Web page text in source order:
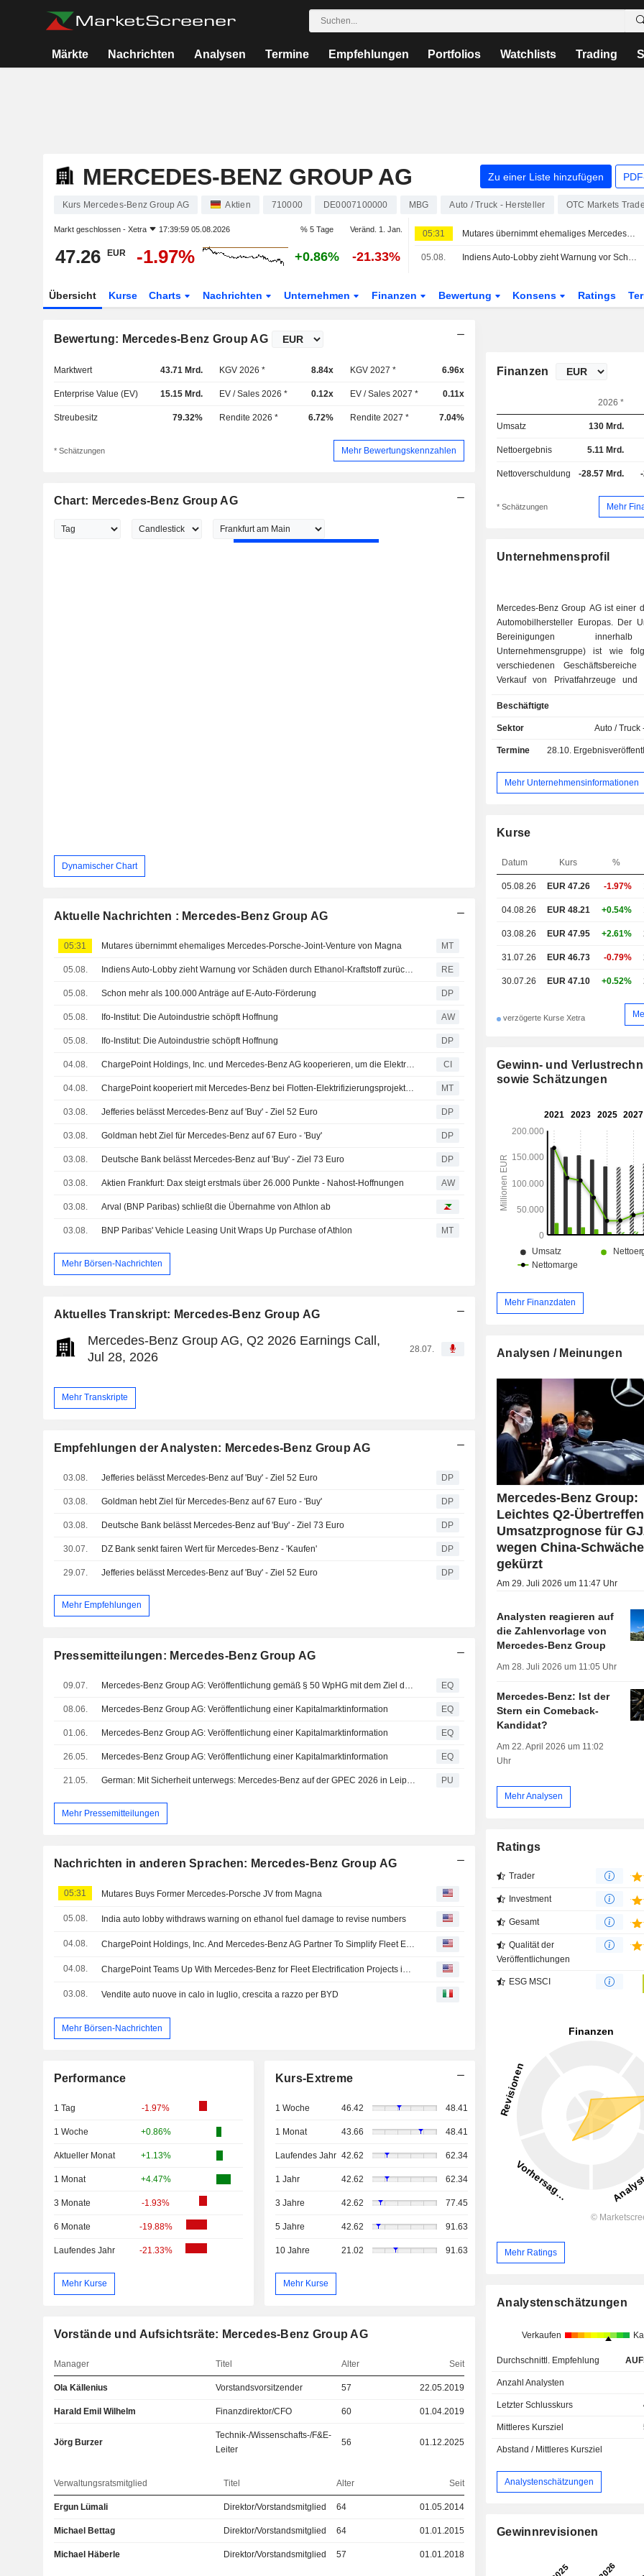
Märkte Nachrichten Analysen Termine Empfehlungen Portfolios Watchlists Trading
MERCEDES-BENZ GROUP AG Zu einer Liste hinzufügen
Kurs Mercedes-Benz Group AG Aktien 710000 DE0007100000 MBG Auto / Truck - Hersteller OTC Markets
Markt geschlossen - Xetra 17:39:59 05.08.2026 % 5 Tage Veränd. 1. Jan.
47.26 EUR -1.97% +0.86% -21.33%
05:31 Mutares übernimmt ehemaliges Mercedes-Porsche-Joint-Venture von Magna
05.08. Indiens Auto-Lobby zieht Warnung vor Schäden durch Ethanol-Kraftstoff zurück und will Zahlen überarbeiten
Übersicht Kurse Charts Nachrichten Unternehmen Finanzen Bewertung Konsens Ratings
Bewertung: Mercedes-Benz Group AG
Marktwert 43.71 Mrd. KGV 2026 * 8.84x KGV 2027 * 6.96x
Enterprise Value (EV) 15.15 Mrd. EV / Sales 2026 * 0.12x EV / Sales 2027 * 0.11x
Streubesitz 79.32% Rendite 2026 * 6.72% Rendite 2027 * 7.04%
* Schätzungen Mehr Bewertungskennzahlen
Chart: Mercedes-Benz Group AG
Dynamischer Chart
Aktuelle Nachrichten : Mercedes-Benz Group AG
05:31 Mutares übernimmt ehemaliges Mercedes-Porsche-Joint-Venture von Magna MT
05.08. Indiens Auto-Lobby zieht Warnung vor Schäden durch Ethanol-Kraftstoff zurück und will Zahlen überarbeiten RE
05.08. Schon mehr als 100.000 Anträge auf E-Auto-Förderung DP
05.08. Ifo-Institut: Die Autoindustrie schöpft Hoffnung AW
05.08. Ifo-Institut: Die Autoindustrie schöpft Hoffnung DP
04.08. ChargePoint Holdings, Inc. und Mercedes-Benz AG kooperieren, um die Elektrifizierung von Flotten mit durchgängigen Ladelösungen zu vereinfachen CI
04.08. ChargePoint kooperiert mit Mercedes-Benz bei Flotten-Elektrifizierungsprojekten in Großbritannien und Deutschland MT
03.08. Jefferies belässt Mercedes-Benz auf 'Buy' - Ziel 52 Euro DP
03.08. Goldman hebt Ziel für Mercedes-Benz auf 67 Euro - 'Buy' DP
03.08. Deutsche Bank belässt Mercedes-Benz auf 'Buy' - Ziel 73 Euro DP
03.08. Aktien Frankfurt: Dax steigt erstmals über 26.000 Punkte - Nahost-Hoffnungen AW
03.08. Arval (BNP Paribas) schließt die Übernahme von Athlon ab
03.08. BNP Paribas' Vehicle Leasing Unit Wraps Up Purchase of Athlon MT
Mehr Börsen-Nachrichten
Aktuelles Transkript: Mercedes-Benz Group AG
Mercedes-Benz Group AG, Q2 2026 Earnings Call,
Jul 28, 2026
28.07.
Mehr Transkripte
Empfehlungen der Analysten: Mercedes-Benz Group AG
03.08. Jefferies belässt Mercedes-Benz auf 'Buy' - Ziel 52 Euro DP
03.08. Goldman hebt Ziel für Mercedes-Benz auf 67 Euro - 'Buy' DP
03.08. Deutsche Bank belässt Mercedes-Benz auf 'Buy' - Ziel 73 Euro DP
30.07. DZ Bank senkt fairen Wert für Mercedes-Benz - 'Kaufen' DP
29.07. Jefferies belässt Mercedes-Benz auf 'Buy' - Ziel 52 Euro DP
Mehr Empfehlungen
Pressemitteilungen: Mercedes-Benz Group AG
09.07. Mercedes-Benz Group AG: Veröffentlichung gemäß § 50 WpHG mit dem Ziel der europaweiten Verbreitung EQ
08.06. Mercedes-Benz Group AG: Veröffentlichung einer Kapitalmarktinformation EQ
01.06. Mercedes-Benz Group AG: Veröffentlichung einer Kapitalmarktinformation EQ
26.05. Mercedes-Benz Group AG: Veröffentlichung einer Kapitalmarktinformation EQ
21.05. German: Mit Sicherheit unterwegs: Mercedes-Benz auf der GPEC 2026 in Leipzig PU
Mehr Pressemitteilungen
Nachrichten in anderen Sprachen: Mercedes-Benz Group AG
05:31 Mutares Buys Former Mercedes-Porsche JV from Magna
05.08. India auto lobby withdraws warning on ethanol fuel damage to revise numbers
04.08. ChargePoint Holdings, Inc. And Mercedes-Benz AG Partner To Simplify Fleet Electrification With End-To-End Charging Solutions
04.08. ChargePoint Teams Up With Mercedes-Benz for Fleet Electrification Projects in UK, Germany
03.08. Vendite auto nuove in calo in luglio, crescita a razzo per BYD
Mehr Börsen-Nachrichten
Performance
1 Tag -1.97%
1 Woche +0.86%
Aktueller Monat +1.13%
1 Monat +4.47%
3 Monate -1.93%
6 Monate -19.88%
Laufendes Jahr -21.33%
Mehr Kurse
Kurs-Extreme
1 Woche 46.42 48.41
1 Monat 43.66 48.41
Laufendes Jahr 42.62 62.34
1 Jahr 42.62 62.34
3 Jahre 42.62 77.45
5 Jahre 42.62 91.63
10 Jahre 21.02 91.63
Mehr Kurse
Vorstände und Aufsichtsräte: Mercedes-Benz Group AG
Manager Titel Alter Seit
Ola Källenius Vorstandsvorsitzender 57 22.05.2019
Harald Emil Wilhelm Finanzdirektor/CFO 60 01.04.2019
Jörg Burzer
Technik-/Wissenschafts-/F&E-
Leiter
56 01.12.2025
Verwaltungsratsmitglied Titel Alter Seit
Ergun Lümali Direktor/Vorstandsmitglied 64 01.05.2014
Michael Bettag Direktor/Vorstandsmitglied 64 01.01.2015
Michael Häberle Direktor/Vorstandsmitglied 57 01.01.2018
Finanzen
2026 *
Umsatz 130 Mrd.
Nettoergebnis 5.11 Mrd.
Nettoverschuldung -28.57 Mrd.
* Schätzungen Mehr
Unternehmensprofil
Mercedes-Benz Group AG ist einer
Automobilhersteller Europas. Der
Bereinigungen
Unternehmensgruppe) ist wie
verschiedenen
Verkauf von Privatfahrzeuge und
Millionen Fahrzeuge (Marken
Smart und Maybach); - Finanz- und
Finanzierungen,
wie folgt: Deutschland (15,8%),
Vereinigte Staaten (23,4%),
Beschäftigte
Sektor Auto / Truck
Termine 28.10.
Mehr Unternehmensinformationen
Kurse
Datum Kurs %
05.08.26 EUR 47.26 -1.97%
04.08.26 EUR 48.21 +0.54%
03.08.26 EUR 47.95 +2.61%
31.07.26 EUR 46.73 -0.79%
30.07.26 EUR 47.10 +0.52%
verzögerte Kurse Xetra
Gewinn- und
sowie Schätzungen
Mehr Finanzdaten
Analysen / Meinungen
Mercedes-Benz Group:
Leichtes Q2-
Umsatzprognose für
wegen China-Schwäche
gekürzt
Am 29. Juli 2026 um 11:47 Uhr
Analysten reagieren auf
die Zahlenvorlage von
Mercedes-Benz Group
Am 28. Juli 2026 um 11:05 Uhr
Mercedes-Benz: Ist der
Stern ein Comeback-
Kandidat?
Am 22. April 2026 um 11:02
Uhr
Mehr Analysen
Ratings
Trader
Investment
Gesamt
Qualität der
Veröffentlichungen
ESG MSCI
Mehr Ratings
Analystenschätzungen
Verkaufen
Durchschnittl. Empfehlung
Anzahl Analysten
Letzter Schlusskurs
Mittleres Kursziel
Abstand / Mittleres Kursziel
Analystenschätzungen
Gewinnrevisionen